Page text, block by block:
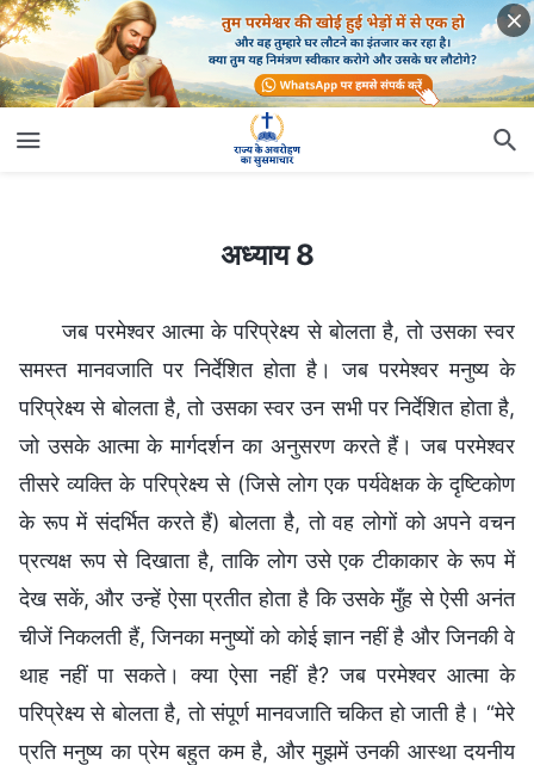
अध्याय 8
जब परमेश्वर आत्मा के परिप्रेक्ष्य से बोलता है, तो उसका स्वर
समस्त मानवजाति पर निर्देशित होता है। जब परमेश्वर मनुष्य के
परिप्रेक्ष्य से बोलता है, तो उसका स्वर उन सभी पर निर्देशित होता है,
जो उसके आत्मा के मार्गदर्शन का अनुसरण करते हैं। जब परमेश्वर
तीसरे व्यक्ति के परिप्रेक्ष्य से (जिसे लोग एक पर्यवेक्षक के दृष्टिकोण
के रूप में संदर्भित करते हैं) बोलता है, तो वह लोगों को अपने वचन
प्रत्यक्ष रूप से दिखाता है, ताकि लोग उसे एक टीकाकार के रूप में
देख सकें, और उन्हें ऐसा प्रतीत होता है कि उसके मुँह से ऐसी अनंत
चीजें निकलती हैं, जिनका मनुष्यों को कोई ज्ञान नहीं है और जिनकी वे
थाह नहीं पा सकते। क्या ऐसा नहीं है? जब परमेश्वर आत्मा के
परिप्रेक्ष्य से बोलता है, तो संपूर्ण मानवजाति चकित हो जाती है। “मेरे
प्रति मनुष्य का प्रेम बहुत कम है, और मुझमें उनकी आस्था दयनीय